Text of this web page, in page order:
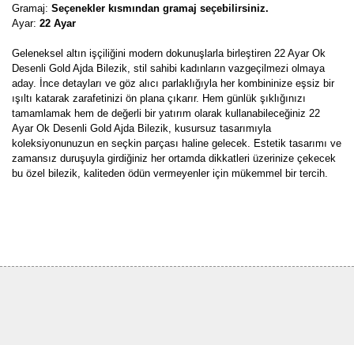
Gramaj: Seçenekler kısmından gramaj seçebilirsiniz.
Ayar: 22 Ayar
Geleneksel altın işçiliğini modern dokunuşlarla birleştiren 22 Ayar Ok
Desenli Gold Ajda Bilezik, stil sahibi kadınların vazgeçilmezi olmaya
aday. İnce detayları ve göz alıcı parlaklığıyla her kombininize eşsiz bir
ışıltı katarak zarafetinizi ön plana çıkarır. Hem günlük şıklığınızı
tamamlamak hem de değerli bir yatırım olarak kullanabileceğiniz 22
Ayar Ok Desenli Gold Ajda Bilezik, kusursuz tasarımıyla
koleksiyonunuzun en seçkin parçası haline gelecek. Estetik tasarımı ve
zamansız duruşuyla girdiğiniz her ortamda dikkatleri üzerinize çekecek
bu özel bilezik, kaliteden ödün vermeyenler için mükemmel bir tercih.